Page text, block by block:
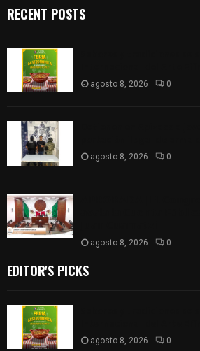
RECENT POSTS
agosto 8, 2026 0
agosto 8, 2026 0
agosto 8, 2026 0
EDITOR'S PICKS
agosto 8, 2026 0